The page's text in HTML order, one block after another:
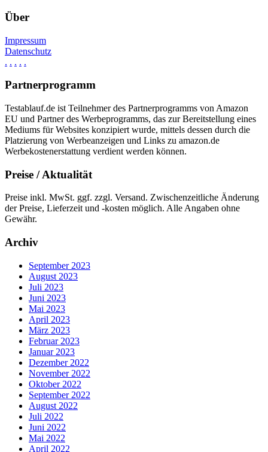
Über
Impressum
Datenschutz
. . . . .
Partnerprogramm
Testablauf.de ist Teilnehmer des Partnerprogramms von Amazon
EU und Partner des Werbeprogramms, das zur Bereitstellung eines
Mediums für Websites konzipiert wurde, mittels dessen durch die
Platzierung von Werbeanzeigen und Links zu amazon.de
Werbekostenerstattung verdient werden können.
Preise / Aktualität
Preise inkl. MwSt. ggf. zzgl. Versand. Zwischenzeitliche Änderung
der Preise, Lieferzeit und -kosten möglich. Alle Angaben ohne
Gewähr.
Archiv
September 2023
August 2023
Juli 2023
Juni 2023
Mai 2023
April 2023
März 2023
Februar 2023
Januar 2023
Dezember 2022
November 2022
Oktober 2022
September 2022
August 2022
Juli 2022
Juni 2022
Mai 2022
April 2022